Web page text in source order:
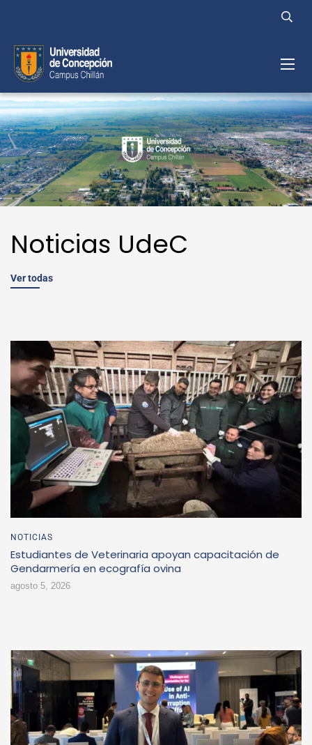
Noticias UdeC
Ver todas
NOTICIAS
Estudiantes de Veterinaria apoyan capacitación de
Gendarmería en ecografía ovina
agosto 5, 2026